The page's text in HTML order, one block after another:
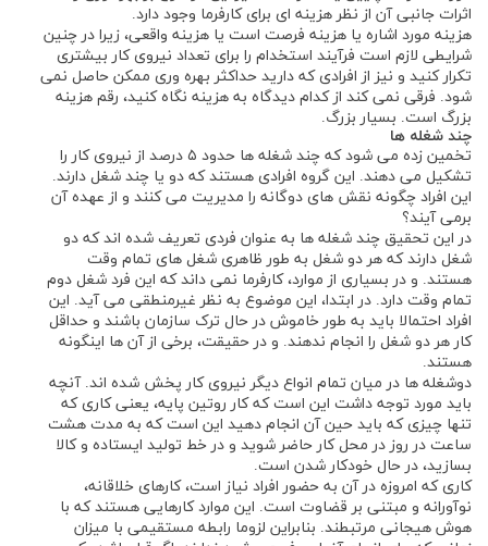
اثرات جانبی آن از نظر هزینه ‌ای برای کارفرما وجود دارد.
هزینه مورد اشاره یا هزینه فرصت است یا هزینه واقعی، زیرا در چنین
شرایطی لازم است فرآیند استخدام را برای تعداد نیروی کار بیشتری
تکرار کنید و نیز از افرادی که دارید حداکثر بهره ‌وری ممکن حاصل نمی
شود. فرقی نمی ‌کند از کدام دیدگاه به هزینه نگاه کنید، رقم هزینه
بزرگ است. بسیار بزرگ.
چند شغله ها
تخمین زده می شود که چند شغله ها حدود ۵ درصد از نیروی کار را
تشکیل می ‌دهند. این گروه افرادی هستند که دو یا چند شغل دارند.
این افراد چگونه نقش ‌های دوگانه را مدیریت می ‌کنند و از عهده آن
برمی ‌آیند؟
در این تحقیق چند شغله ها به عنوان فردی تعریف شده ‌اند که دو
شغل دارند که هر دو شغل به ‌طور ظاهری شغل ‌های تمام ‌وقت
هستند. و در بسیاری از موارد، کارفرما نمی ‌داند که این فرد شغل دوم
تمام ‌وقت دارد. در ابتدا، این موضوع به نظر غیرمنطقی می‌ آید. این
افراد احتمالا باید به طور خاموش در حال ترک سازمان باشند و حداقل
کار هر دو شغل را انجام ندهند. و در حقیقت، برخی از آن ‌ها اینگونه
هستند.
دوشغله ها در میان تمام انواع دیگر نیروی کار پخش شده ‌اند. آنچه
باید مورد توجه داشت این است که کار روتین پایه، یعنی کاری که
تنها چیزی که باید حین آن انجام دهید این است که به مدت هشت
ساعت در روز در محل کار حاضر شوید و در خط تولید ایستاده و کالا
بسازید، در حال خودکار شدن است.
کاری که امروزه در آن به حضور افراد نیاز است، کارهای خلاقانه،
نوآورانه و مبتنی بر قضاوت است. این موارد کارهایی هستند که با
هوش هیجانی مرتبطند. بنابراین لزوما رابطه مستقیمی با میزان